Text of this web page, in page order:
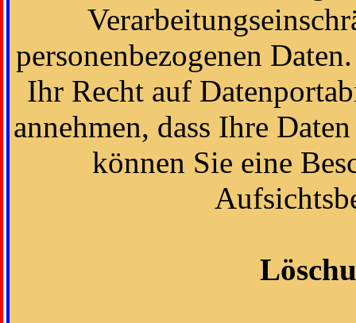
personenbezogenen
Ihr Recht auf
annehmen, dass Ihre
können Sie eine